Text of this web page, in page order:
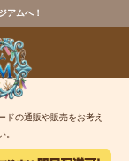
アムへ！
ドの通販や販売をお考え
。